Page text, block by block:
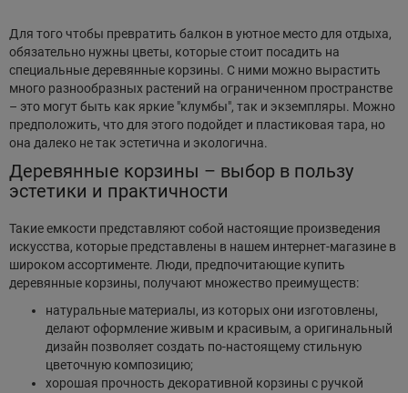
Для того чтобы превратить балкон в уютное место для отдыха,
обязательно нужны цветы, которые стоит посадить на
специальные деревянные корзины. С ними можно вырастить
много разнообразных растений на ограниченном пространстве
– это могут быть как яркие "клумбы", так и экземпляры. Можно
предположить, что для этого подойдет и пластиковая тара, но
она далеко не так эстетична и экологична.
Деревянные корзины – выбор в пользу
эстетики и практичности
Такие емкости представляют собой настоящие произведения
искусства, которые представлены в нашем интернет-магазине в
широком ассортименте. Люди, предпочитающие купить
деревянные корзины, получают множество преимуществ:
натуральные материалы, из которых они изготовлены,
делают оформление живым и красивым, а оригинальный
дизайн позволяет создать по-настоящему стильную
цветочную композицию;
хорошая прочность декоративной корзины с ручкой